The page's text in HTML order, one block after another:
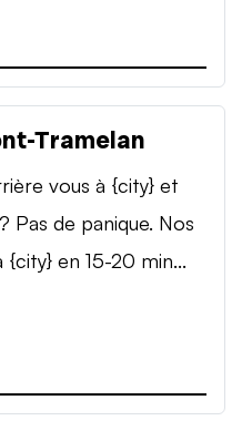
Tramelan
vous à {city} et
Pas de panique. Nos
en 15-20 min...